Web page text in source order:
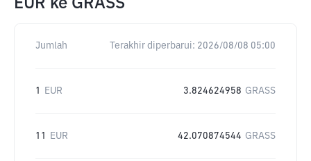
EUR ke GRASS
Jumlah Terakhir diperbarui: 2026/08/08 05:00
1 EUR 3.824624958 GRASS
11 EUR 42.070874544 GRASS